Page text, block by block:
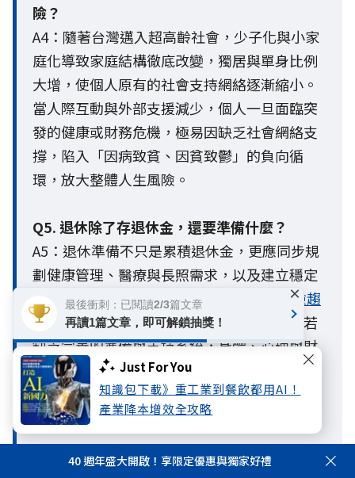
Just For You
知識包下載》重工業到餐飲都用AI！
產業降本增效全攻略
險？
A4：隨著台灣邁入超高齡社會，少子化與小家
庭化導致家庭結構徹底改變，獨居與單身比例
大增，使個人原有的社會支持網絡逐漸縮小。
當人際互動與外部支援減少，個人一旦面臨突
發的健康或財務危機，極易因缺乏社會網絡支
撐，陷入「因病致貧、因貧致鬱」的負向循
環，放大整體人生風險。
Q5. 退休除了存退休金，還要準備什麼？
A5：退休準備不只是累積退休金，更應同步規
劃健康管理、醫療與長照需求，以及建立穩定
的社會支持網絡。國泰人壽《
2026人生風險趨
勢調查報告》指出，當面臨孤獨或孤立時，若
缺乏完善的準備與支持系統，身體、心理與財
務風險都可能被放大。因此，退休準備應從財
務、健康與社會連結三個面向及早布局，提升
面對未來人生風險的韌性。
Q6. 孤獨真的會影響健康嗎？
40 週年盛大開啟！享限定優惠與獨家好禮
最後衝刺：已閱讀2/3篇文章
再讀1篇文章，即可解鎖抽獎！
×